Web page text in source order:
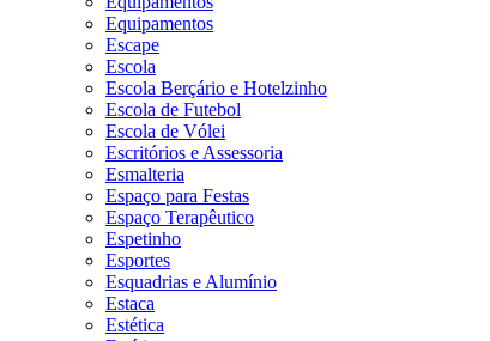
Equipamentos
Escape
Escola
Escola Berçário e Hotelzinho
Escola de Futebol
Escola de Vólei
Escritórios e Assessoria
Esmalteria
Espaço para Festas
Espaço Terapêutico
Espetinho
Esportes
Esquadrias e Alumínio
Estaca
Estética